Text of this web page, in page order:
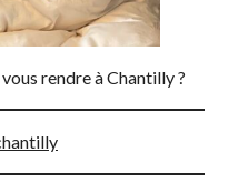
rendre à Chantilly ?